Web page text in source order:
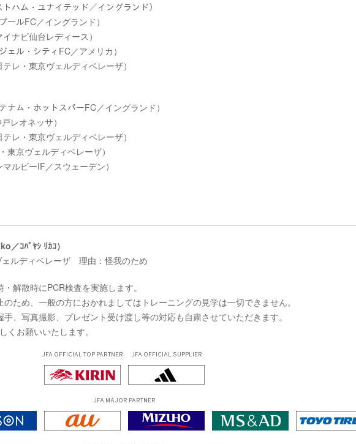
ム・ユナイテッド／イングランド）
ルFC／イングランド）
ビ仙台レディース）
ル・シティFC／アメリカ）
・東京ヴェルディベレーザ）
ム・ホットスパーFC／イングランド）
オネッサ）
・東京ヴェルディベレーザ）
京ヴェルディベレーザ）
ビーIF／スウェーデン）
ｺﾊﾞﾔｼ ﾘｶｺ）
ルディベレーザ 理由：怪我のため
解散時にPCR検査を実施します。
ため、一般の方におかれましてはトレーニングの見学は一切できません。
、写真撮影、プレゼント受け渡し等の対応も自粛させていただきます。
くお願いいたします。
JFA OFFICIALTOP PARTNER JFA OFFICIAL SUPPLIER
JFA MAJOR PARTNER